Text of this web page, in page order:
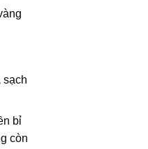
sạch
bỉ
còn